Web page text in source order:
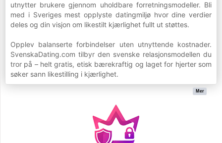
utnytter brukere gjennom uholdbare forretningsmodeller. Bli
med i Sveriges mest opplyste datingmiljø hvor dine verdier
deles og din visjon om likestilt kjærlighet fullt ut støttes.
Opplev balanserte forbindelser uten utnyttende kostnader.
SvenskaDating.com tilbyr den svenske relasjonsmodellen du
tror på – helt gratis, etisk bærekraftig og laget for hjerter som
søker sann likestilling i kjærlighet.
Mer